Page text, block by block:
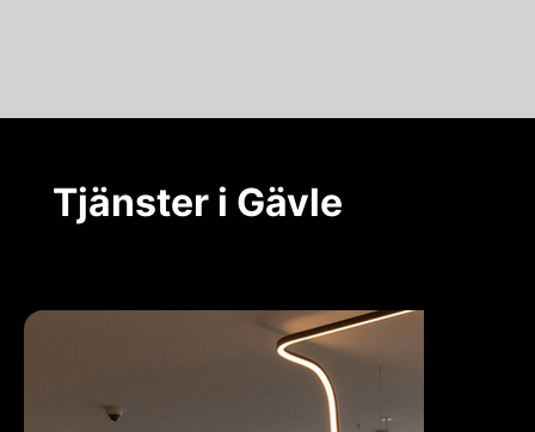
Tjänster i Gävle